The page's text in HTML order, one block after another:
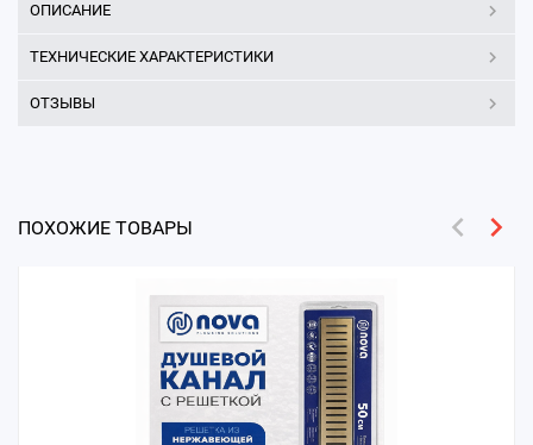
ОПИСАНИЕ
ТЕХНИЧЕСКИЕ ХАРАКТЕРИСТИКИ
ОТЗЫВЫ
ПОХОЖИЕ ТОВАРЫ